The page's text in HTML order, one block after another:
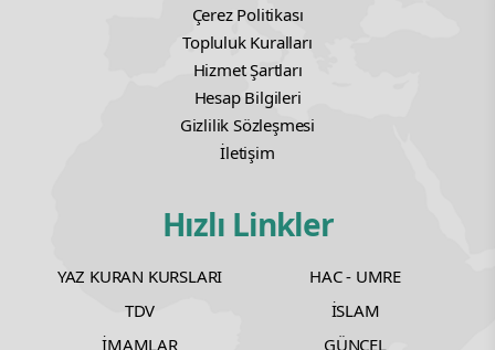
Çerez Politikası
Topluluk Kuralları
Hizmet Şartları
Hesap Bilgileri
Gizlilik Sözleşmesi
İletişim
Hızlı Linkler
YAZ KURAN KURSLARI
HAC - UMRE
TDV
İSLAM
İMAMLAR
GÜNCEL